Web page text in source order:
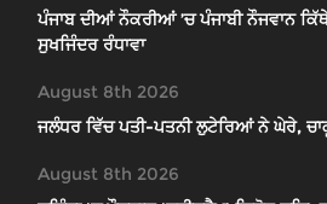
ਪੰਜਾਬ ਦੀਆਂ ਨੌਕਰੀਆਂ ’ਚ ਪੰਜਾਬੀ ਨੌਜਵਾਨ
ਸੁਖਜਿੰਦਰ ਰੰਧਾਵਾ
August 8th 2026
ਜਲੰਧਰ ਵਿੱਚ ਪਤੀ-ਪਤਨੀ ਲੁਟੇਰਿਆਂ ਨੇ ਘੇਰੇ,
August 8th 2026